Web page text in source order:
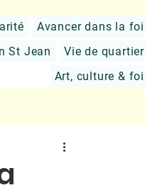
Avancer dans la foi
St Jean
Vie de quartier
Art, culture & foi